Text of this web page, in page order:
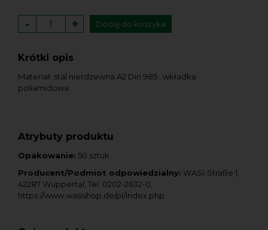
- + Dodaj do koszyka
Krótki opis
Materiał: stal nierdzewna A2 Din 985 , wkładka
poliamidowa
Atrybuty produktu
Opakowanie: 50 sztuk
Producent/Podmiot odpowiedzialny: WASI-Straße 1,
42287 Wuppertal, Tel. 0202-2632-0,
https://www.wasishop.de/pl/index.php